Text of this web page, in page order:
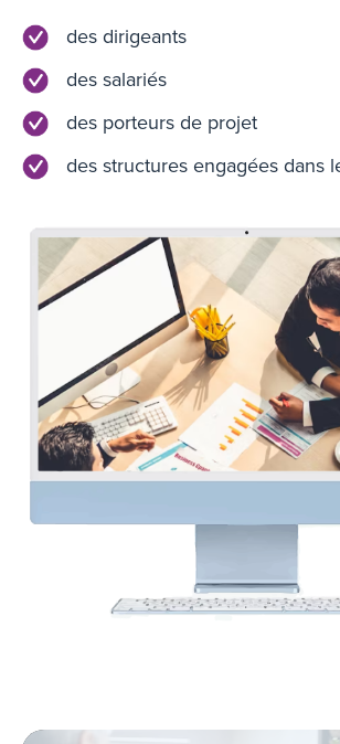
des dirigeants
des salariés
des porteurs de projet
des structures engagées dans